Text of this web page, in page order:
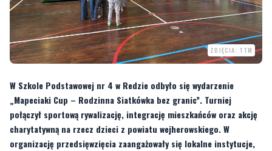
W Szkole Podstawowej nr 4 w Redzie odbyło się wydarzenie
„Mapeciaki Cup – Rodzinna Siatkówka bez granic”. Turniej